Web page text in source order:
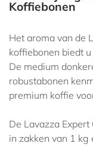
Koffiebonen
Het aroma van de
koffiebonen biedt
De medium
robustabonen
premium koffie
De Lavazza
in zakken van 1